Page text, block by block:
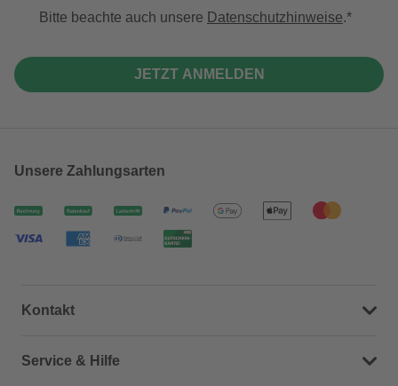
Bitte beachte auch unsere Datenschutzhinweise.
JETZT ANMELDEN
Unsere Zahlungsarten
Kontakt
Dein Kontakt zu uns
Service & Hilfe